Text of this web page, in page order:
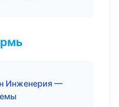
Инженерия —